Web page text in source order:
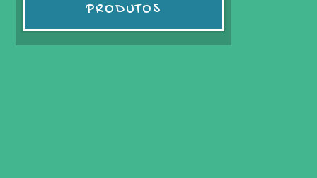
PRODUTOS